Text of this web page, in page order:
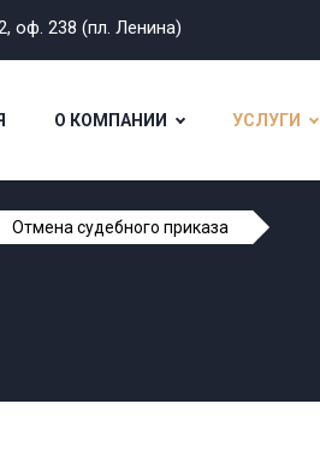
оф. 238 (пл. Ленина)
О КОМПАНИИ УСЛУГИ
Отмена судебного приказа